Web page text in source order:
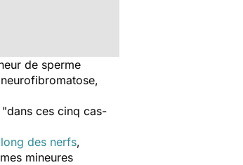
de sperme
ces cinq cas-
des nerfs,
mineures